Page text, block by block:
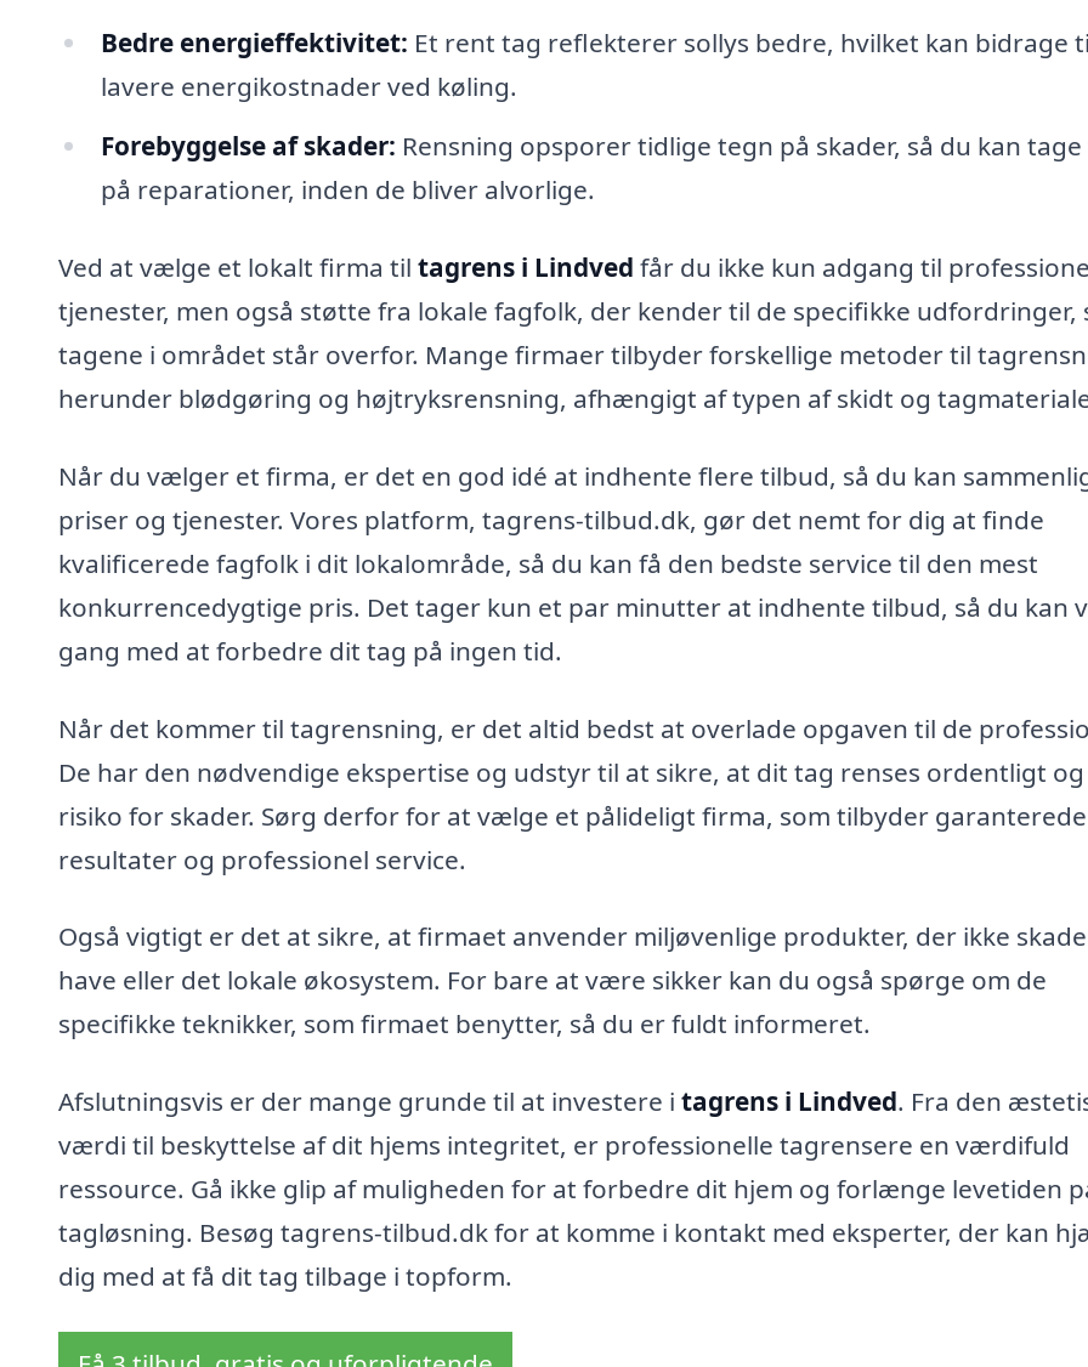
Bedre energieffektivitet: Et rent tag reflekterer sollys bedre, hvilket kan bidrage
lavere energikostnader ved køling.
Forebyggelse af skader: Rensning opsporer tidlige tegn på skader, så du kan
på reparationer, inden de bliver alvorlige.
Ved at vælge et lokalt firma til tagrens i Lindved får du ikke kun adgang til
tjenester, men også støtte fra lokale fagfolk, der kender til de specifikke udfordringer,
tagene i området står overfor. Mange firmaer tilbyder forskellige metoder til
herunder blødgøring og højtryksrensning, afhængigt af typen af skidt og
Når du vælger et firma, er det en god idé at indhente flere tilbud, så du kan
priser og tjenester. Vores platform, tagrens-tilbud.dk, gør det nemt for dig at finde
kvalificerede fagfolk i dit lokalområde, så du kan få den bedste service til den mest
konkurrencedygtige pris. Det tager kun et par minutter at indhente tilbud, så du kan
gang med at forbedre dit tag på ingen tid.
Når det kommer til tagrensning, er det altid bedst at overlade opgaven til de
De har den nødvendige ekspertise og udstyr til at sikre, at dit tag renses ordentligt
risiko for skader. Sørg derfor for at vælge et pålideligt firma, som tilbyder garanterede
resultater og professionel service.
Også vigtigt er det at sikre, at firmaet anvender miljøvenlige produkter, der ikke
have eller det lokale økosystem. For bare at være sikker kan du også spørge om de
specifikke teknikker, som firmaet benytter, så du er fuldt informeret.
Afslutningsvis er der mange grunde til at investere i tagrens i Lindved. Fra den
værdi til beskyttelse af dit hjems integritet, er professionelle tagrensere en værdifuld
ressource. Gå ikke glip af muligheden for at forbedre dit hjem og forlænge levetiden
tagløsning. Besøg tagrens-tilbud.dk for at komme i kontakt med eksperter, der kan
dig med at få dit tag tilbage i topform.